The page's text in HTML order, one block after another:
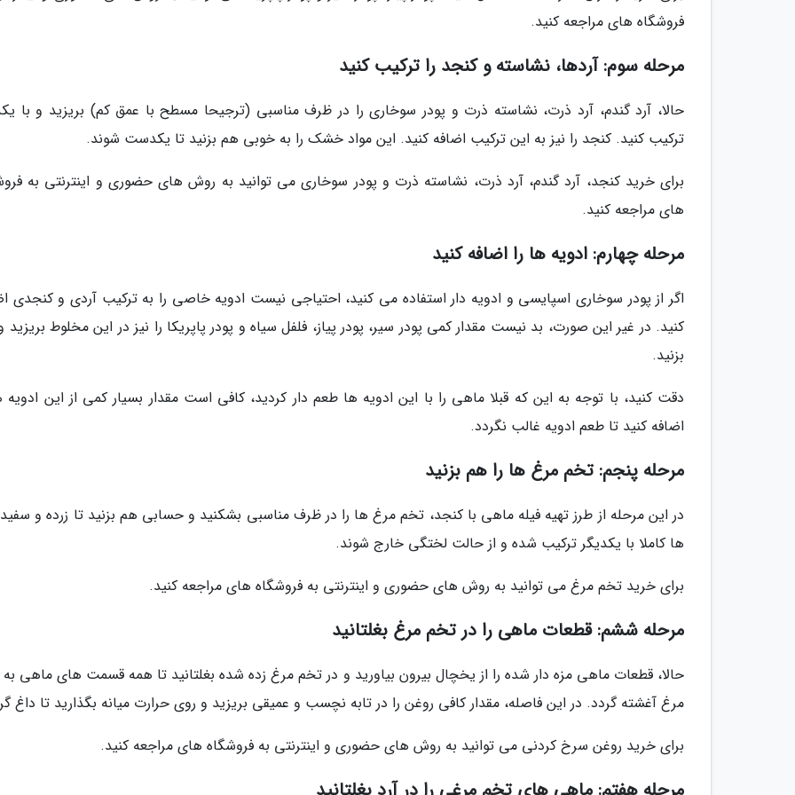
فروشگاه های مراجعه کنید.
مرحله سوم: آردها، نشاسته و کنجد را ترکیب کنید
حالا، آرد گندم، آرد ذرت، نشاسته ذرت و پودر سوخاری را در ظرف مناسبی (ترجیحا مسطح با عمق کم) بریزید و با
ترکیب کنید. کنجد را نیز به این ترکیب اضافه کنید. این مواد خشک را به خوبی هم بزنید تا یکدست شوند.
برای خرید کنجد، آرد گندم، آرد ذرت، نشاسته ذرت و پودر سوخاری می توانید به روش های حضوری و اینترنتی به
های مراجعه کنید.
مرحله چهارم: ادویه ها را اضافه کنید
اگر از پودر سوخاری اسپایسی و ادویه دار استفاده می کنید، احتیاجی نیست ادویه خاصی را به ترکیب آردی و کنجدی
کنید. در غیر این صورت، بد نیست مقدار کمی پودر سیر، پودر پیاز، فلفل سیاه و پودر پاپریکا را نیز در این مخلوط
بزنید.
دقت کنید، با توجه به این که قبلا ماهی را با این ادویه ها طعم دار کردید، کافی است مقدار بسیار کمی از این ادویه
اضافه کنید تا طعم ادویه غالب نگردد.
مرحله پنجم: تخم مرغ ها را هم بزنید
در این مرحله از طرز تهیه فیله ماهی با کنجد، تخم مرغ ها را در ظرف مناسبی بشکنید و حسابی هم بزنید تا زرده و
ها کاملا با یکدیگر ترکیب شده و از حالت لختگی خارج شوند.
برای خرید تخم مرغ می توانید به روش های حضوری و اینترنتی به فروشگاه های مراجعه کنید.
مرحله ششم: قطعات ماهی را در تخم مرغ بغلتانید
حالا، قطعات ماهی مزه دار شده را از یخچال بیرون بیاورید و در تخم مرغ زده شده بغلتانید تا همه قسمت های ماهی
مرغ آغشته گردد. در این فاصله، مقدار کافی روغن را در تابه نچسب و عمیقی بریزید و روی حرارت میانه بگذارید تا داغ
برای خرید روغن سرخ کردنی می توانید به روش های حضوری و اینترنتی به فروشگاه های مراجعه کنید.